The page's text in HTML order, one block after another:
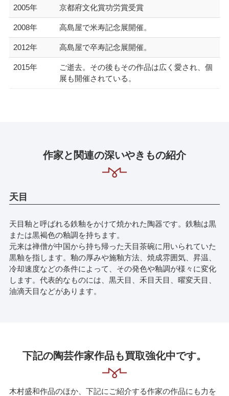
2005年 京都府文化賞功労賞受賞
2008年 高島屋で米寿記念展開催。
2012年 高島屋で卒寿記念展開催。
2015年
ご逝去。その後もその作品は広く愛され、個
展も開催されている。
作家と関連の深いやきもの紹介
天目
天目釉と呼ばれる鉄釉をかけて焼かれた陶器です。鉄釉は黒
または黒褐色の釉調を持ちます。
元来は禅僧が中国から持ち帰った天目茶碗に用いられていた
黒釉を指します。釉の厚みや施釉方法、焼成雰囲気、昇温、
冷却速度などの条件によって、その発色や釉調が様々に変化
します。代表的なものには、黒天目、禾目天目、曜変天目、
油滴天目などがあります。
下記の陶芸作家作品も買取強化中です。
木村盛和作品のほか、下記にご紹介する作家の作品にも力を